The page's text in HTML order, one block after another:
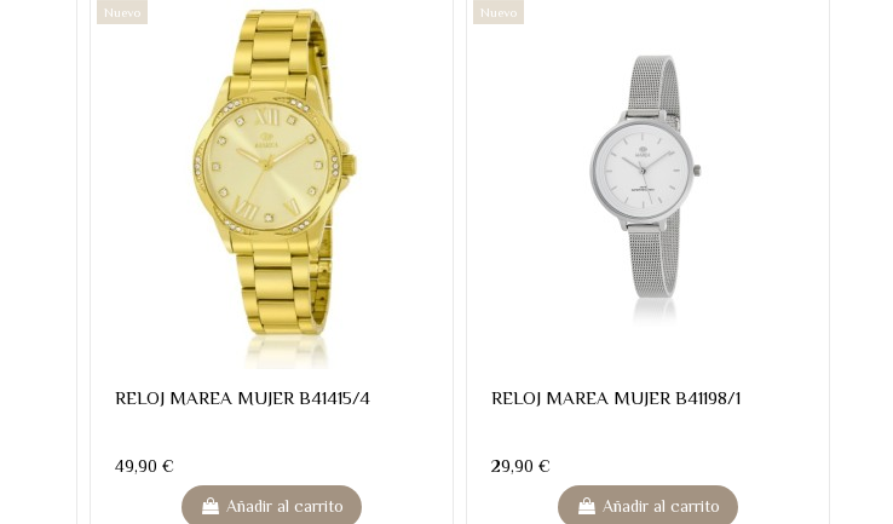
Nuevo
RELOJ MAREA MUJER B41415/4
49,90 €
Añadir al carrito
Nuevo
RELOJ MAREA MUJER B41198/1
29,90 €
Añadir al carrito